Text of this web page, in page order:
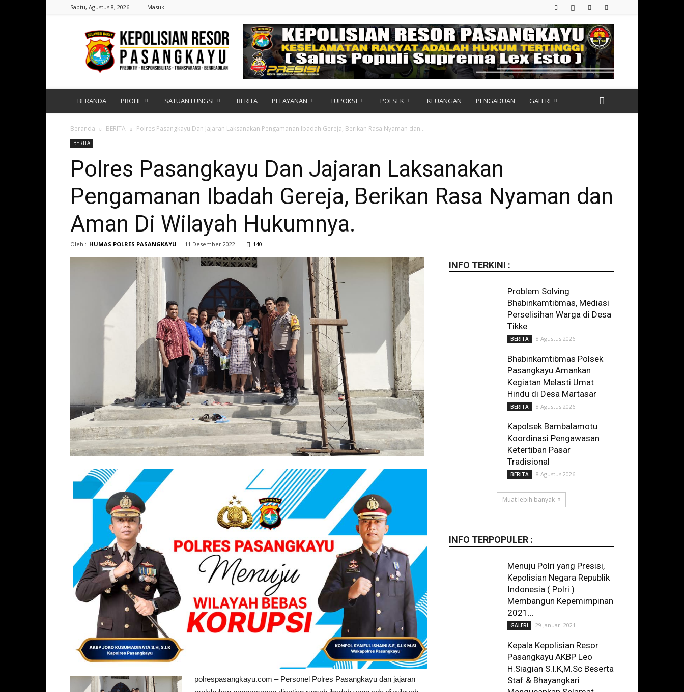
Sabtu, Agustus 8, 2026 Masuk
Polres
Pasangkayu
|
Sulawesi
Barat
BERANDA PROFIL SATUAN FUNGSI BERITA PELAYANAN TUPOKSI POLSEK KEUANGAN PENGADUAN GALERI
Beranda BERITA Polres Pasangkayu Dan Jajaran Laksanakan Pengamanan Ibadah Gereja, Berikan Rasa Nyaman dan...
BERITA
Polres Pasangkayu Dan Jajaran Laksanakan
Pengamanan Ibadah Gereja, Berikan Rasa Nyaman dan
Aman Di Wilayah Hukumnya.
Oleh : HUMAS POLRES PASANGKAYU - 11 Desember 2022 140
polrespasangkayu.com – Personel Polres Pasangkayu dan jajaran
INFO TERKINI :
Problem Solving
Bhabinkamtibmas, Mediasi
Perselisihan Warga di Desa
Tikke
BERITA 8 Agustus 2026
Bhabinkamtibmas Polsek
Pasangkayu Amankan
Kegiatan Melasti Umat
Hindu di Desa Martasar
BERITA 8 Agustus 2026
Kapolsek Bambalamotu
Koordinasi Pengawasan
Ketertiban Pasar
Tradisional
BERITA 8 Agustus 2026
Muat lebih banyak
INFO TERPOPULER :
Menuju Polri yang Presisi,
Kepolisian Negara Republik
Indonesia ( Polri )
Membangun Kepemimpinan
2021...
GALERI 29 Januari 2021
Kepala Kepolisian Resor
Pasangkayu AKBP Leo
H.Siagian S.I.K,M.Sc Beserta
Staf & Bhayangkari